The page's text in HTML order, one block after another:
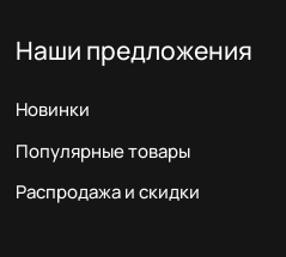
Наши предложения
Новинки
Популярные товары
Распродажа и скидки